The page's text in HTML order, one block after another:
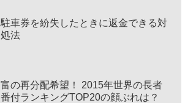
駐車券を紛失したときに返金できる対
処法
富の再分配希望！ 2015年世界の長者
番付ランキングTOP20の顔ぶれは？